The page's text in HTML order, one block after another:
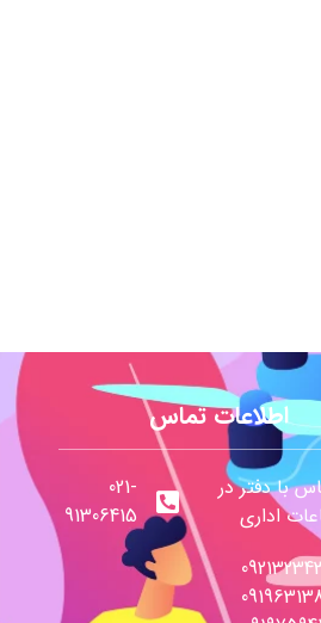
اطلاعات تماس
با دفتر در
اداری
021-
91306415